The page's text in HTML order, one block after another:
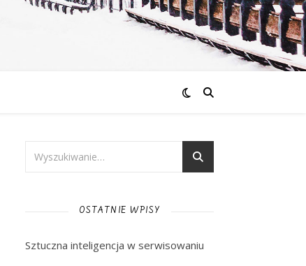
OSTATNIE WPISY
Sztuczna inteligencja w serwisowaniu